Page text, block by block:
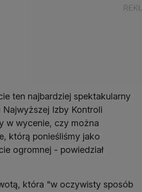
ten najbardziej spektakularny
Izby Kontroli
w wycenie, czy można
którą ponieśliśmy jako
ogromnej - powiedział
która "w oczywisty sposób